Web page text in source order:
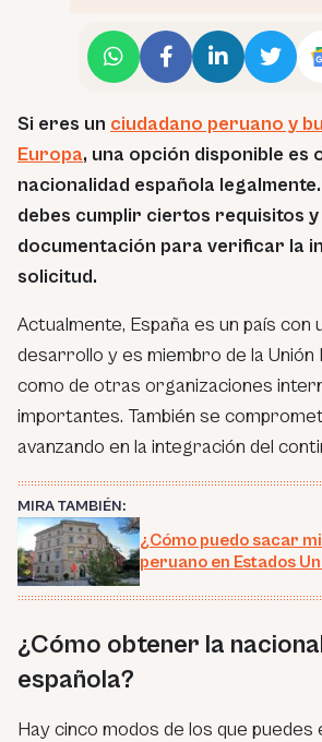
Si eres un ciudadano peruano y
Europa, una opción disponible es
nacionalidad española
debes cumplir ciertos requisitos
documentación para verificar la
solicitud.
Actualmente, España es un país con
desarrollo y es miembro de la Unión
como de otras organizaciones
importantes. También se
avanzando en la integración del
MIRA TAMBIÉN:
¿Cómo puedo sacar
peruano en Estados
¿Cómo obtener la
española?
Hay cinco modos de los que puedes